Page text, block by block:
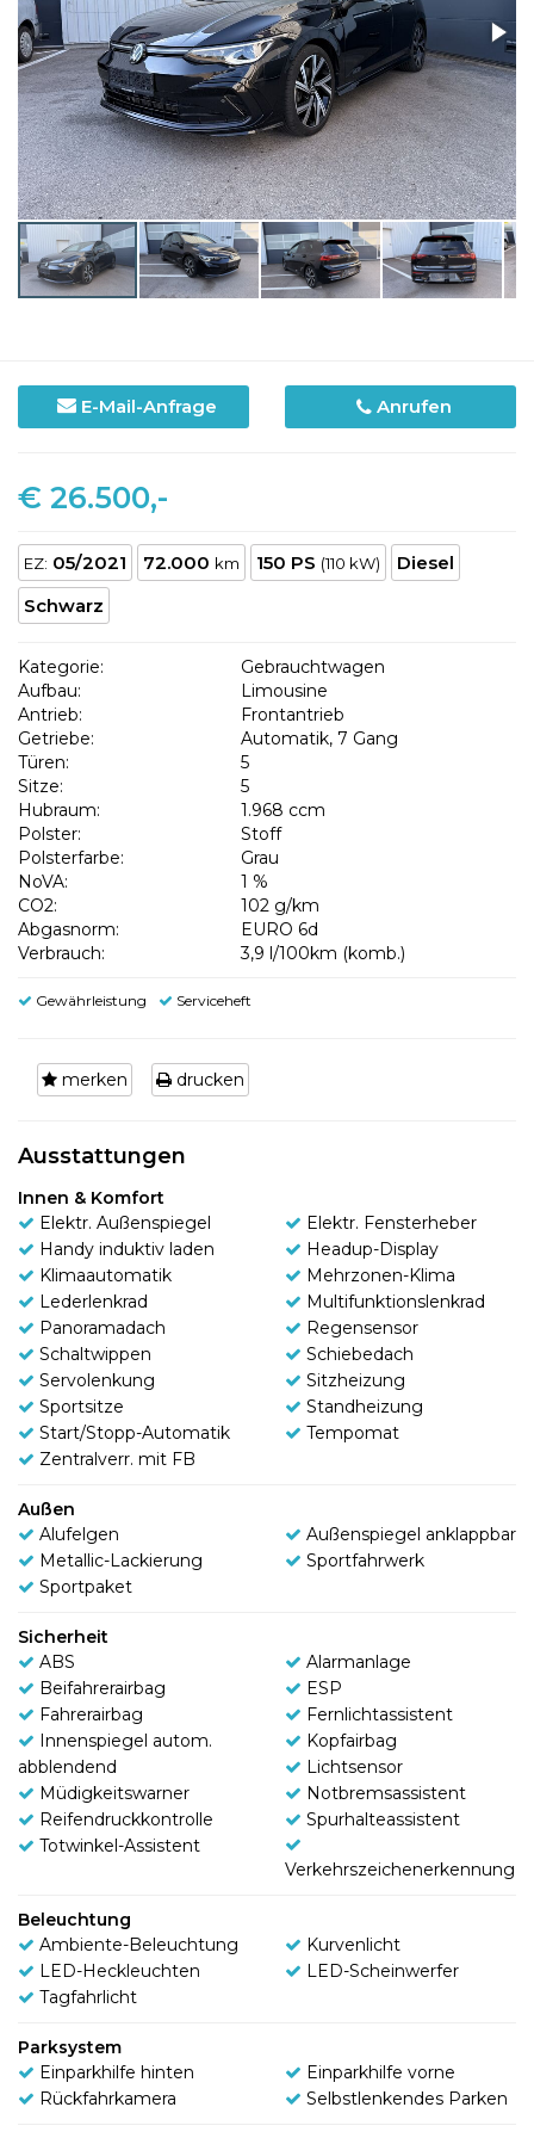
E-Mail-Anfrage Anrufen
€ 26.500,-
EZ: 05/2021 72.000 km 150 PS (110 kW)
Diesel
Schwarz
Kategorie:
Gebrauchtwagen
Aufbau:
Limousine
Antrieb:
Frontantrieb
Getriebe:
Automatik, 7 Gang
Türen:
5
Sitze:
5
Hubraum:
1.968 ccm
Polster:
Stoff
Polsterfarbe:
Grau
NoVA:
1 %
CO2:
102 g/km
Abgasnorm:
EURO 6d
Verbrauch:
3,9 l/100km (komb.)
Gewährleistung Serviceheft
merken drucken
Ausstattungen
Innen & Komfort
Elektr. Außenspiegel
Elektr. Fensterheber
Handy induktiv laden
Headup-Display
Klimaautomatik
Mehrzonen-Klima
Lederlenkrad
Multifunktionslenkrad
Panoramadach
Regensensor
Schaltwippen
Schiebedach
Servolenkung
Sitzheizung
Sportsitze
Standheizung
Start/Stopp-Automatik
Tempomat
Zentralverr. mit FB
Außen
Alufelgen
Außenspiegel anklappbar
Metallic-Lackierung
Sportfahrwerk
Sportpaket
Sicherheit
ABS
Alarmanlage
Beifahrerairbag
ESP
Fahrerairbag
Fernlichtassistent
Innenspiegel autom.
abblendend
Kopfairbag
Lichtsensor
Müdigkeitswarner
Notbremsassistent
Reifendruckkontrolle
Spurhalteassistent
Totwinkel-Assistent
Verkehrszeichenerkennung
Beleuchtung
Ambiente-Beleuchtung
Kurvenlicht
LED-Heckleuchten
LED-Scheinwerfer
Tagfahrlicht
Parksystem
Einparkhilfe hinten
Einparkhilfe vorne
Rückfahrkamera
Selbstlenkendes Parken